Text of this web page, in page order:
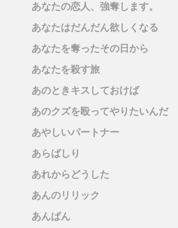
あなたの恋人、強奪します。
あなたはだんだん欲しくなる
あなたを奪ったその日から
あなたを殺す旅
あのときキスしておけば
あのクズを殴ってやりたいんだ
あやしいパートナー
あらばしり
あれからどうした
あんのリリック
あんぱん